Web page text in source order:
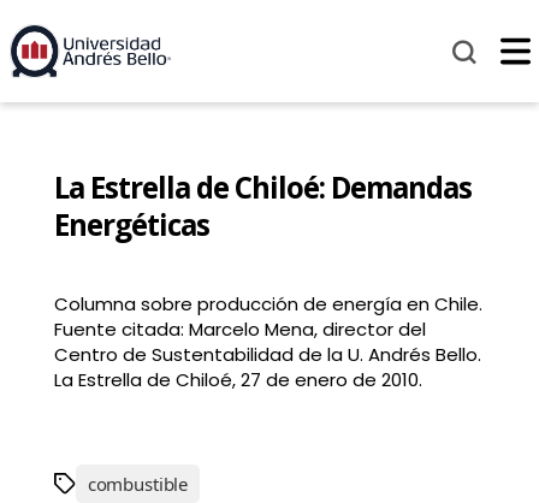
La Estrella de Chiloé: Demandas
Energéticas
Columna sobre producción de energía en Chile.
Fuente citada: Marcelo Mena, director del
Centro de Sustentabilidad de la U. Andrés Bello.
La Estrella de Chiloé, 27 de enero de 2010.
combustible